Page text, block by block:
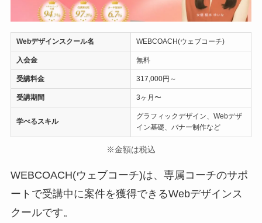
Webデザインスクール名 WEBCOACH(ウェブコーチ)
入会金 無料
受講料金 317,000円～
受講期間 3ヶ月〜
学べるスキル
グラフィックデザイン、Webデザ
イン基礎、バナー制作など
※金額は税込
WEBCOACH(ウェブコーチ)は、専属コーチのサポ
ートで受講中に案件を獲得できるWebデザインス
クールです。